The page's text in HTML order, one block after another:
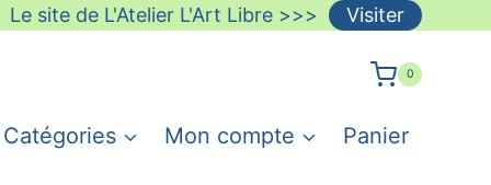
Le site de L'Atelier L'Art Libre >>> Visiter
0
Catégories Mon compte Panier